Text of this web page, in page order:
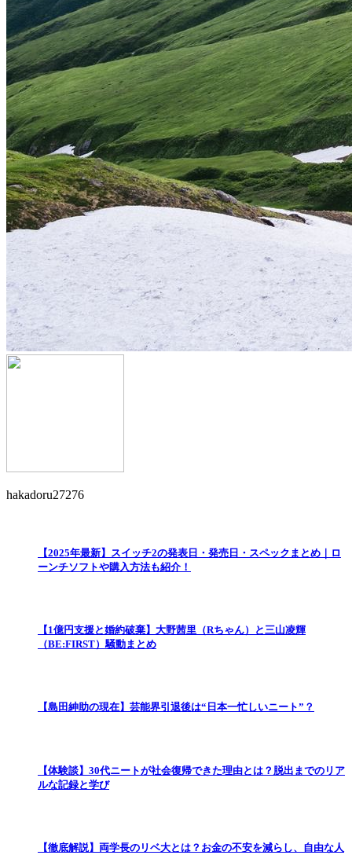
hakadoru27276
【2025年最新】スイッチ2の発表日・発売日・スペックまとめ｜ロ
ーンチソフトや購入方法も紹介！
【1億円支援と婚約破棄】大野茜里（Rちゃん）と三山凌輝
（BE:FIRST）騒動まとめ
【島田紳助の現在】芸能界引退後は“日本一忙しいニート”？
【体験談】30代ニートが社会復帰できた理由とは？脱出までのリア
ルな記録と学び
【徹底解説】両学長のリベ大とは？お金の不安を減らし、自由な人